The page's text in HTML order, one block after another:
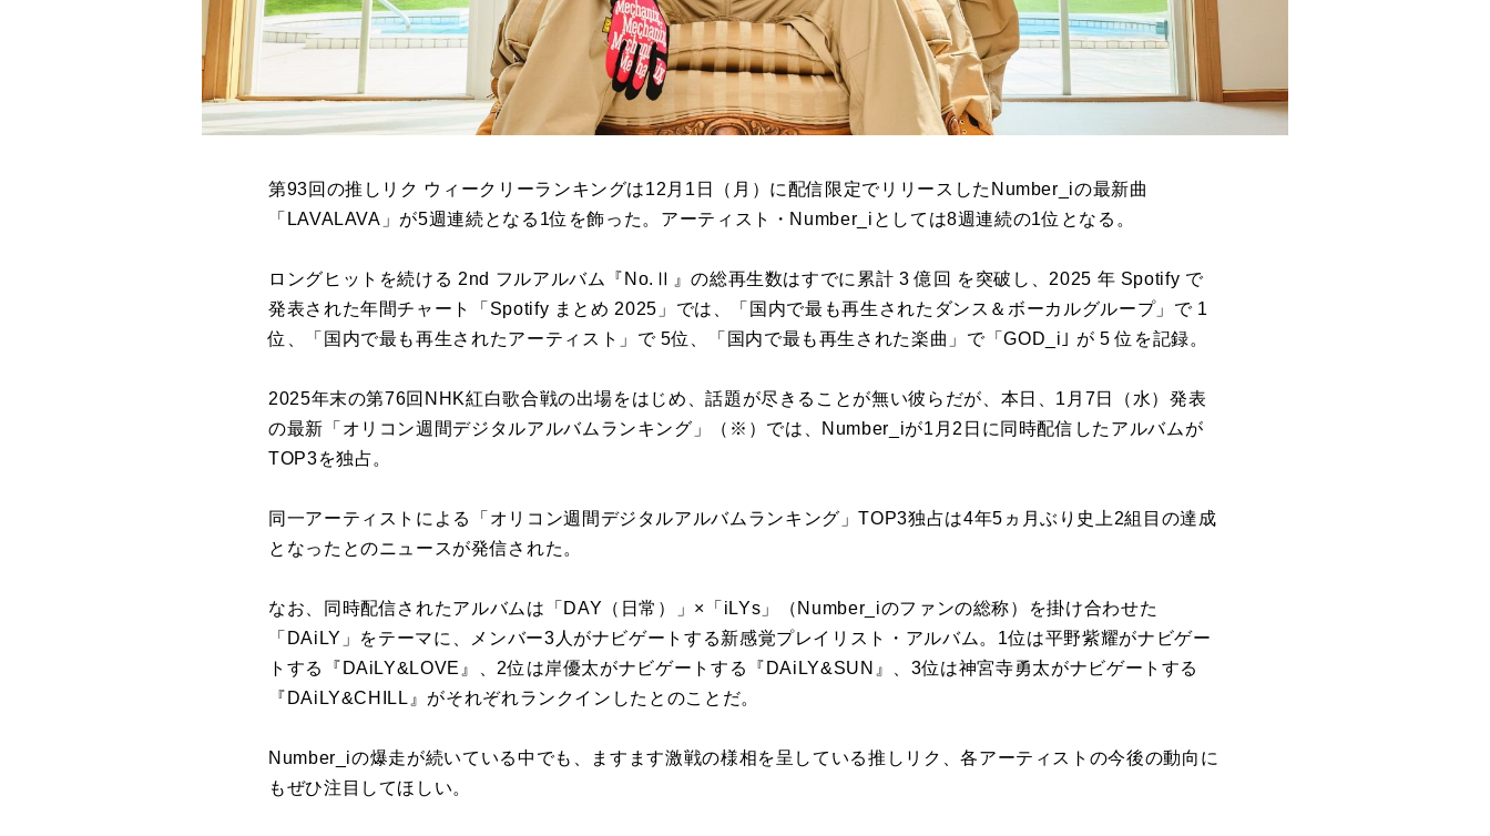
第93回の推しリク ウィークリーランキングは12⽉1⽇（⽉）に配信限定でリリースしたNumber_iの最新曲
「LAVALAVA」が5週連続となる 1位を飾った。アーティスト・Number_iとしては8週連続の1位となる。
ロングヒットを続ける 2nd フルアルバム『No.Ⅱ』の総再⽣数はすでに累計 3 億回 を突破し、2025 年 Spotify で
発表された年間チャート「Spotify まとめ 2025」では、「国内で最も再⽣されたダンス＆ボーカルグループ」で 1
位、「国内で最も再⽣されたアーティスト」で 5位、「国内で最も再⽣された楽曲」で「GOD_i｣ が 5 位を記録。
2025年末の第76回NHK紅白歌合戦の出場をはじめ、話題が尽きることが無い彼らだが、本日、1月7日（水）発表
の最新「オリコン週間デジタルアルバムランキング」（※）では、Number_iが1月2日に同時配信したアルバムが
TOP3を独占。
同一アーティストによる「オリコン週間デジタルアルバムランキング」TOP3独占は4年5ヵ月ぶり史上2組目の達成
となったとのニュースが発信された。
なお、同時配信されたアルバムは「DAY（日常）」×「iLYs」（Number_iのファンの総称）を掛け合わせた
「DAiLY」をテーマに、メンバー3人がナビゲートする新感覚プレイリスト・アルバム。1位は平野紫耀がナビゲー
トする『DAiLY&LOVE』、2位は岸優太がナビゲートする『DAiLY&SUN』、3位は神宮寺勇太がナビゲートする
『DAiLY&CHILL』がそれぞれランクインしたとのことだ。
Number_iの爆走が続いている中でも、ますます激戦の様相を呈している推しリク、各アーティストの今後の動向に
もぜひ注目してほしい。